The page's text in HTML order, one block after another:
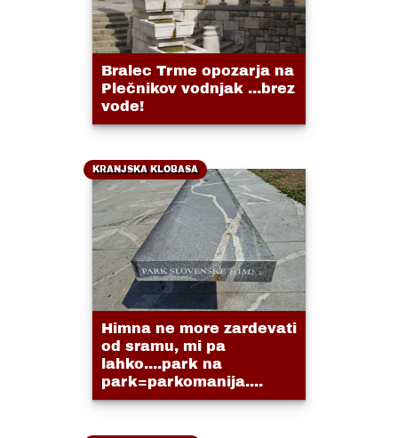
Bralec Trme opozarja na
Plečnikov vodnjak ...brez
vode!
KRANJSKA KLOBASA
Himna ne more zardevati
od sramu, mi pa
lahko....park na
park=parkomanija....